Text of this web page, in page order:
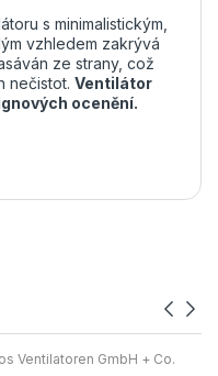
s minimalistickým,
vzhledem zakrývá
ze strany, což
nečistot. Ventilátor
ocenění.
Ventilatoren GmbH + Co.